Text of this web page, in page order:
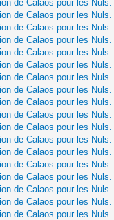
de Calaos pour les Nuls.
de Calaos pour les Nuls.
de Calaos pour les Nuls.
de Calaos pour les Nuls.
de Calaos pour les Nuls.
de Calaos pour les Nuls.
de Calaos pour les Nuls.
de Calaos pour les Nuls.
de Calaos pour les Nuls.
de Calaos pour les Nuls.
de Calaos pour les Nuls.
de Calaos pour les Nuls.
de Calaos pour les Nuls.
de Calaos pour les Nuls.
de Calaos pour les Nuls.
de Calaos pour les Nuls.
de Calaos pour les Nuls.
de Calaos pour les Nuls.